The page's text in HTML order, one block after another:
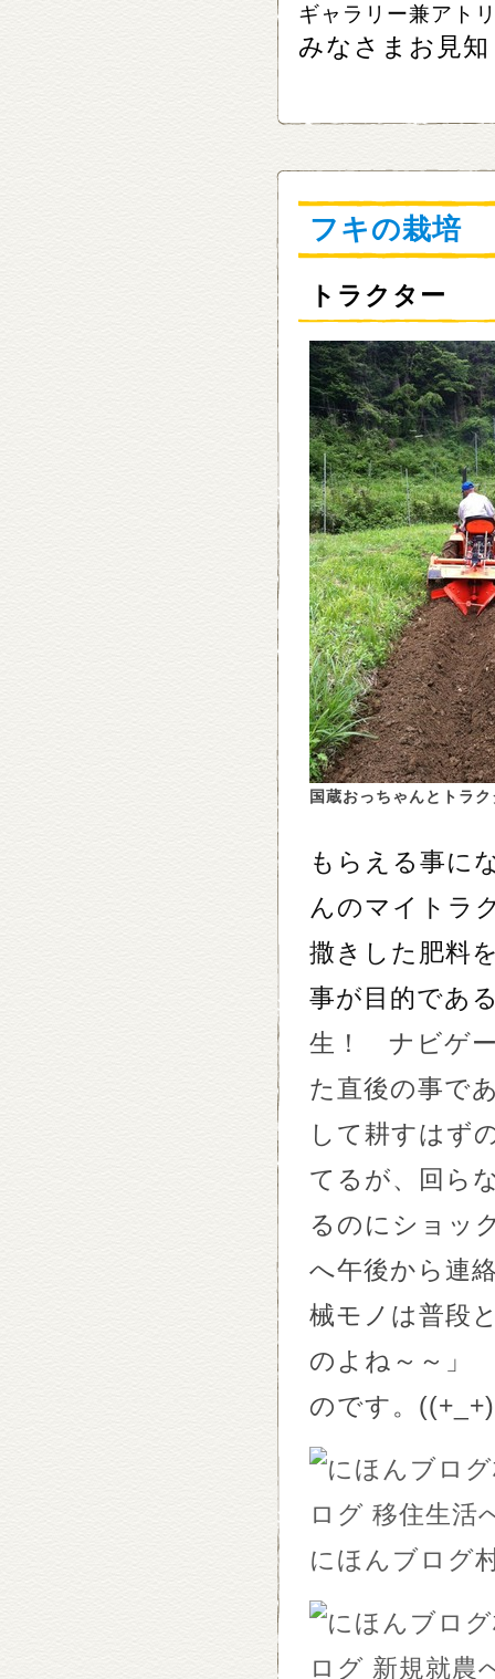
ギャラリー兼アト
みなさまお見
フキの栽培
トラクター
国蔵おっちゃんとトラ
もらえる事に
んのマイトラ
撒きした肥料
事が目的であ
生！ ナビゲー
た直後の事で
して耕すはず
てるが、回ら
るのにショッ
へ午後から連
械モノは普段
のよね～～」
のです。
にほんブログ